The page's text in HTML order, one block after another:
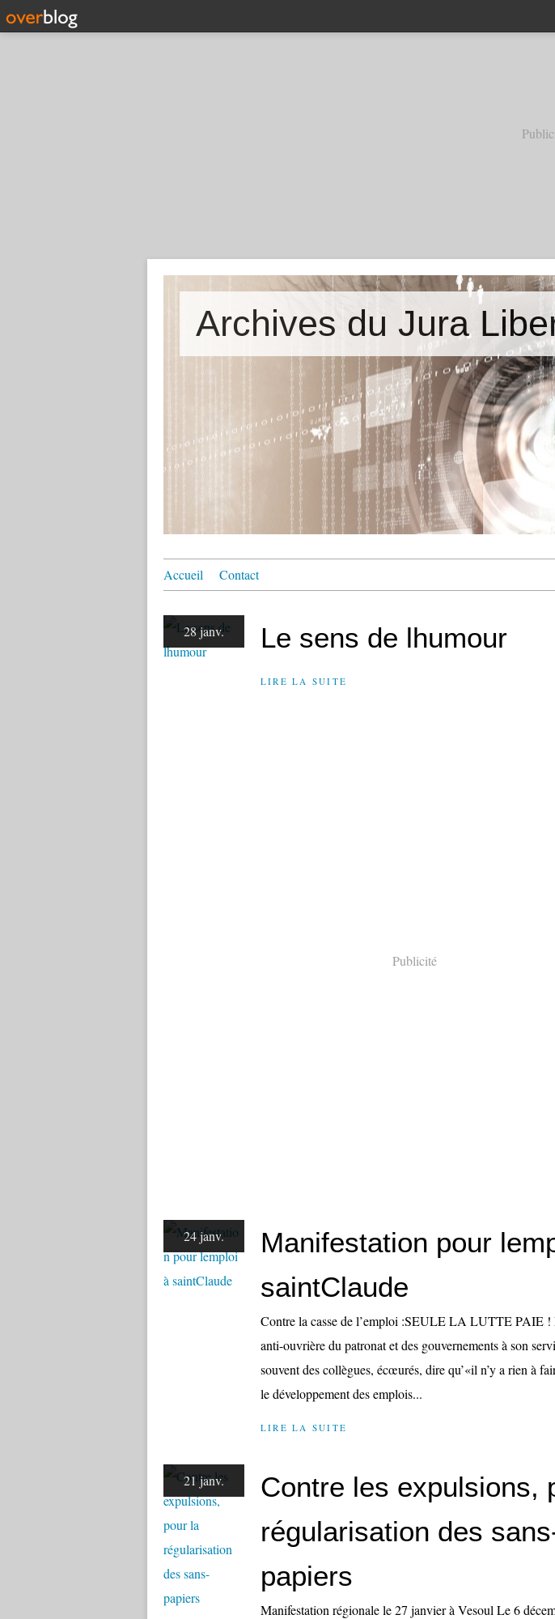
Archives du Jura
Accueil Contact
28 janv. Le sens de lhumour
LIRE LA SUITE
Publicité
24 janv.
Manifestation pour
saintClaude
Contre la casse de l’emploi :SEULE LA LUTTE PAIE !
anti-ouvrière du patronat et des gouvernements à son
souvent des collègues, écœurés, dire qu’«il n’y a rien à
le développement des emplois...
LIRE LA SUITE
21 janv.
Contre les expulsions,
régularisation des
papiers
Manifestation régionale le 27 janvier à Vesoul Le 6